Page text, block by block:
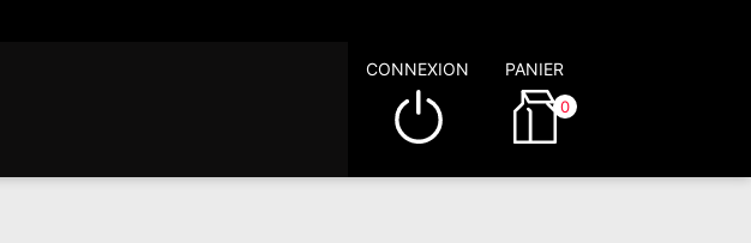
CONNEXION PANIER
0